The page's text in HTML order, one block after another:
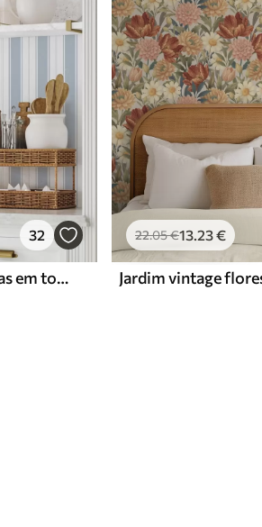
32
Versão com riscas repetidas em tons de cinzento-azul
22.05€13.23€